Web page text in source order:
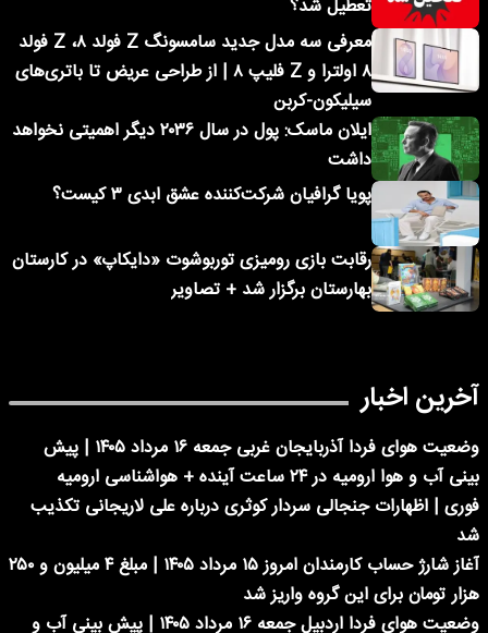
تعطیل شد؟
معرفی سه مدل جدید سامسونگ Z فولد ۸، Z فولد
۸ اولترا و Z فلیپ ۸ | از طراحی عریض تا باتری‌های
سیلیکون-کربن
ایلان ماسک: پول در سال ۲۰۳۶ دیگر اهمیتی نخواهد
داشت
پویا گرافیان شرکت‌کننده عشق ابدی ۳ کیست؟
رقابت بازی رومیزی توربوشوت «دایکاپ» در کارستان
بهارستان برگزار شد + تصاویر
آخرین اخبار
وضعیت هوای فردا آذربایجان غربی جمعه ۱۶ مرداد ۱۴۰۵ | پیش
بینی آب و هوا ارومیه در ۲۴ ساعت آینده + هواشناسی ارومیه
فوری | اظهارات جنجالی سردار کوثری درباره علی لاریجانی تکذیب
شد
آغاز شارژ حساب کارمندان امروز ۱۵ مرداد ۱۴۰۵ | مبلغ ۴ میلیون و ۲۵۰
هزار تومان برای این گروه واریز شد
وضعیت هوای فردا اردبیل جمعه ۱۶ مرداد ۱۴۰۵ | پیش بینی آب و